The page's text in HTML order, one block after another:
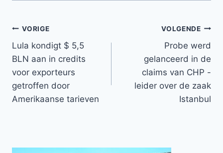
Bericht
navigatie
VORIGE
Lula kondigt $ 5,5
BLN aan in credits
voor exporteurs
getroffen door
Amerikaanse tarieven
VOLGENDE
Probe werd
gelanceerd in de
claims van CHP -
leider over de zaak
Istanbul